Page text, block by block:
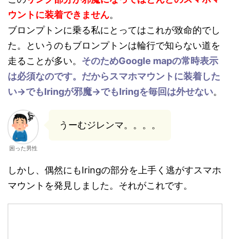
ウントに装着できません。
ブロンプトンに乗る私にとってはこれが致命的でし
た。というのもブロンプトンは輪行で知らない道を
走ることが多い。 そのためGoogle mapの常時表示
は必須なのです。だからスマホマウントに装着した
い→でもIringが邪魔→でもIringを毎回は外せない。
困った男性
うーむジレンマ。。。。
しかし、偶然にもIringの部分を上手く逃がすスマホ
マウントを発見しました。それがこれです。